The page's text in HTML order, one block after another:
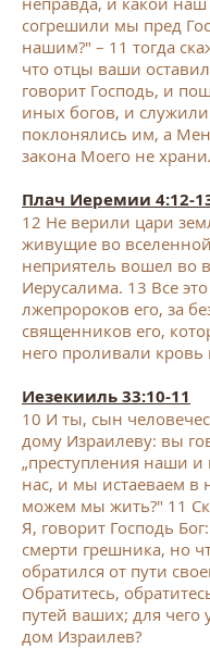
согрешили мы пред
нашим?" – 11 тогда
что отцы ваши
говорит Господь, и
иных богов, и
поклонялись им, а
закона Моего не
Плач Иеремии 4:12-
12 Не верили цари
живущие во
неприятель вошел во
Иерусалима. 13 Все
лжепророков его, за
священников его,
него проливали кровь
Иезекииль 33:10-11
10 И ты, сын
дому Израилеву: вы
„преступления наши
нас, и мы истаеваем в
можем мы жить?" 11
Я, говорит Господь
смерти грешника, но
обратился от пути
Обратитесь,
путей ваших; для чего
дом Израилев?